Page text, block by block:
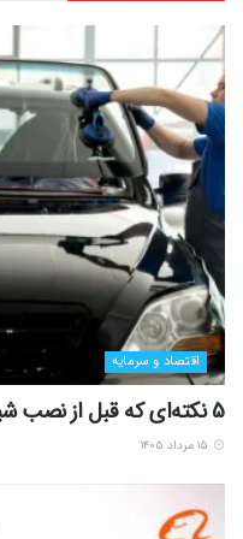
اقتصاد و سرمایه
5 نکته‌ای که قبل از نصب شیشه جلو خودرو باید بدانید